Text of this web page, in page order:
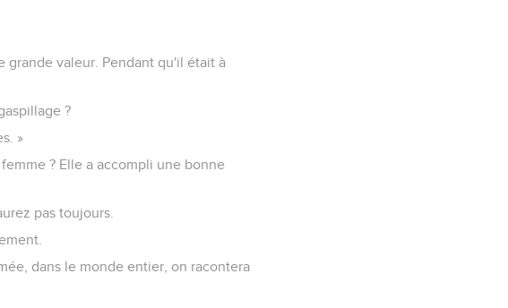
grande valeur. Pendant qu'il était à
?
»
? Elle a accompli une bonne
pas toujours.
dans le monde entier, on racontera